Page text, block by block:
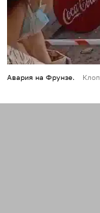
Авария на Фрунзе.